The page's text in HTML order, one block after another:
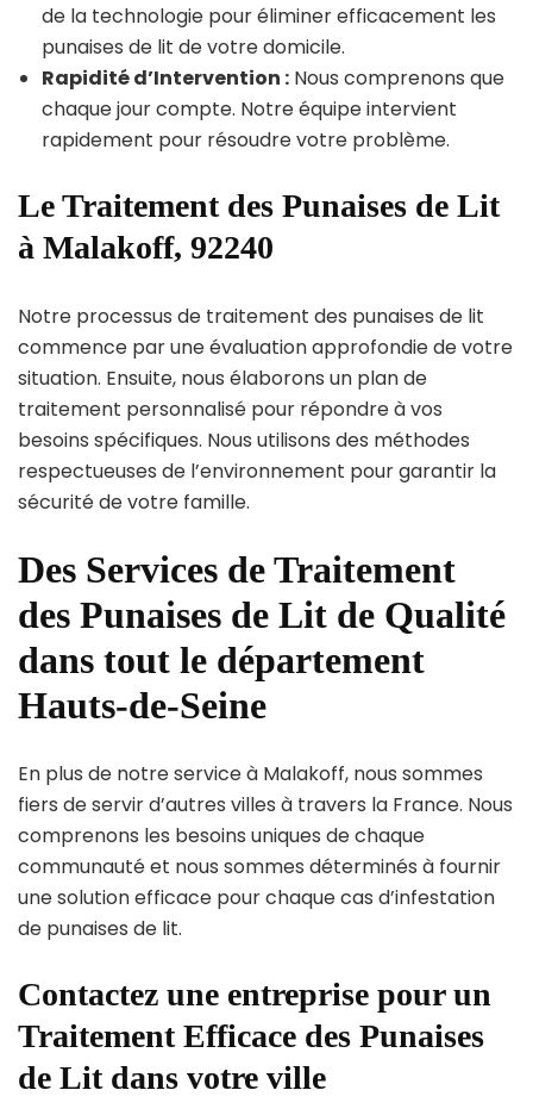
de la technologie pour éliminer efficacement les
punaises de lit de votre domicile.
Rapidité d’Intervention : Nous comprenons que
chaque jour compte. Notre équipe intervient
rapidement pour résoudre votre problème.
Le Traitement des Punaises de Lit
à Malakoff, 92240
Notre processus de traitement des punaises de lit
commence par une évaluation approfondie de votre
situation. Ensuite, nous élaborons un plan de
traitement personnalisé pour répondre à vos
besoins spécifiques. Nous utilisons des méthodes
respectueuses de l’environnement pour garantir la
sécurité de votre famille.
Des Services de Traitement
des Punaises de Lit de Qualité
dans tout le département
Hauts-de-Seine
En plus de notre service à Malakoff, nous sommes
fiers de servir d’autres villes à travers la France. Nous
comprenons les besoins uniques de chaque
communauté et nous sommes déterminés à fournir
une solution efficace pour chaque cas d’infestation
de punaises de lit.
Contactez une entreprise pour un
Traitement Efficace des Punaises
de Lit dans votre ville